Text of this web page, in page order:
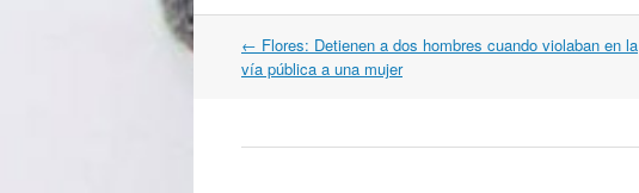
Navegación
por
← Flores: Detienen a dos hombres cuando violaban en la
vía pública a una mujer